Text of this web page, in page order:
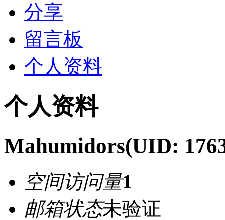
分享
留言板
个人资料
个人资料
Mahumidors(UID:
空间访问量1
邮箱状态未验证